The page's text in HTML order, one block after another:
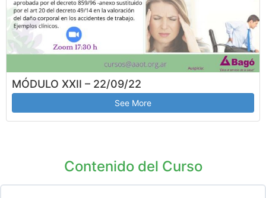
MÓDULO XXII – 22/09/22
See More
Contenido del Curso